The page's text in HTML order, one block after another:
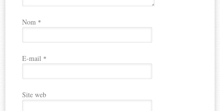
Nom *
E-mail *
Site web